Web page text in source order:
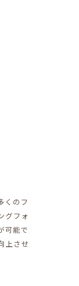
くのフ
グフォ
可能で
上させ